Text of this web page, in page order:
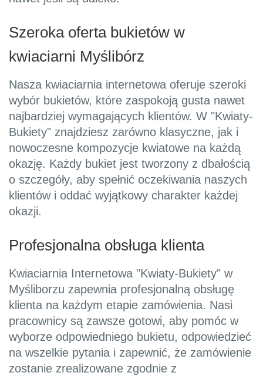
Szeroka oferta bukietów w
kwiaciarni Myślibórz
Nasza kwiaciarnia internetowa oferuje szeroki
wybór bukietów, które zaspokoją gusta nawet
najbardziej wymagających klientów. W "Kwiaty-
Bukiety" znajdziesz zarówno klasyczne, jak i
nowoczesne kompozycje kwiatowe na każdą
okazję. Każdy bukiet jest tworzony z dbałością
o szczegóły, aby spełnić oczekiwania naszych
klientów i oddać wyjątkowy charakter każdej
okazji.
Profesjonalna obsługa klienta
Kwiaciarnia Internetowa "Kwiaty-Bukiety" w
Myśliborzu zapewnia profesjonalną obsługę
klienta na każdym etapie zamówienia. Nasi
pracownicy są zawsze gotowi, aby pomóc w
wyborze odpowiedniego bukietu, odpowiedzieć
na wszelkie pytania i zapewnić, że zamówienie
zostanie zrealizowane zgodnie z